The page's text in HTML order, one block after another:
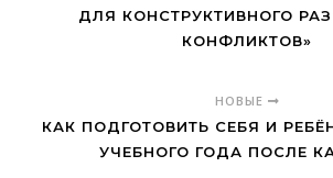
ДЛЯ КОНСТРУКТИВНОГО
КОНФЛИКТОВ»
НОВЫЕ
КАК ПОДГОТОВИТЬ СЕБЯ И
УЧЕБНОГО ГОДА ПОСЛЕ